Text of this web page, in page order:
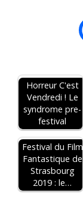
Horreur C'est
Vendredi ! Le
syndrome pre-
festival
Festival du Film
Fantastique de
Strasbourg
2019 : le…